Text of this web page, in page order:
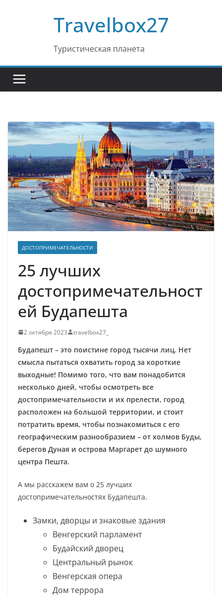
Travelbox27
Туристическая планета
ДОСТОПРИМЕЧАТЕЛЬНОСТИ
25 лучших
достопримечательност
ей Будапешта
2 октября 2023 travelbox27_
Будапешт – это поистине город тысячи лиц. Нет
смысла пытаться охватить город за короткие
выходные! Помимо того, что вам понадобится
несколько дней, чтобы осмотреть все
достопримечательности и их прелести, город
расположен на большой территории, и стоит
потратить время, чтобы познакомиться с его
географическим разнообразием – от холмов Буды,
берегов Дуная и острова Маргарет до шумного
центра Пешта.
А мы расскажем вам о 25 лучших
достопримечательностях Будапешта.
Замки, дворцы и знаковые здания
Венгерский парламент
Будайский дворец
Центральный рынок
Венгерская опера
Дом террора